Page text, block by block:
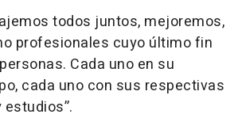
todos juntos, mejoremos,
profesionales cuyo último fin
Cada uno en su
cada uno con sus respectivas